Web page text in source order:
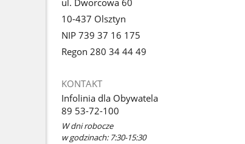
ul. Dworcowa 60
10-437 Olsztyn
NIP 739 37 16 175
Regon 280 34 44 49
KONTAKT
Infolinia dla Obywatela
89 53-72-100
W dni robocze
w godzinach: 7:30-15:30